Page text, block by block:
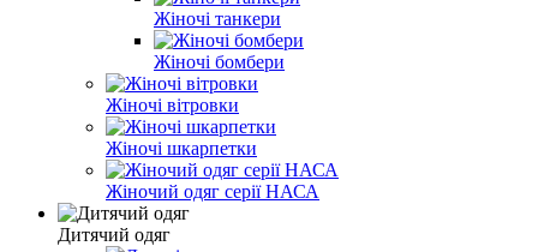
Жіночі танкери
Жіночі бомбери
Жіночі вітровки
Жіночі шкарпетки
Жіночий одяг серії НАСА
Дитячий одяг